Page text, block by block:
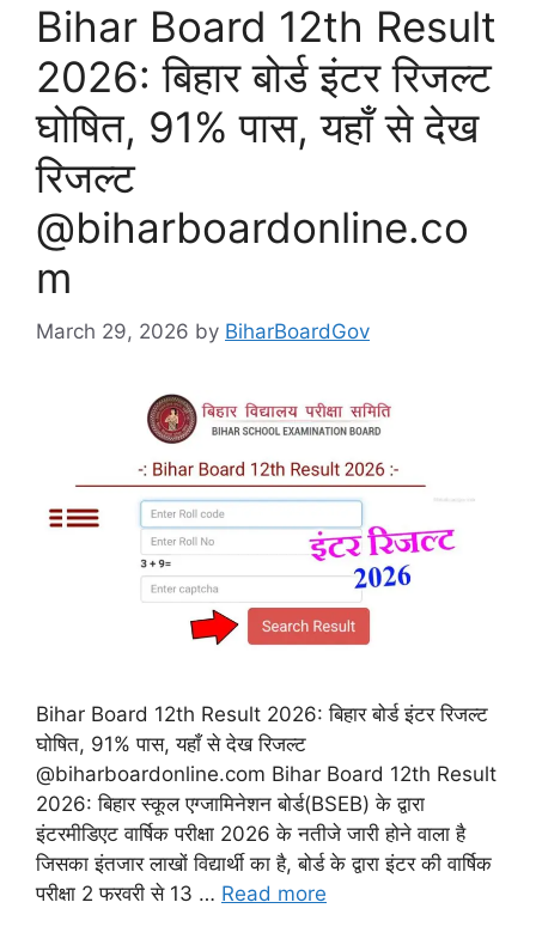
Bihar Board 12th Result
2026: बिहार बोर्ड इंटर रिजल्ट
घोषित, 91% पास, यहाँ से देख
रिजल्ट
@biharboardonline.co
m
March 29, 2026 by BiharBoardGov
Bihar Board 12th Result 2026: बिहार बोर्ड इंटर रिजल्ट
घोषित, 91% पास, यहाँ से देख रिजल्ट
@biharboardonline.com Bihar Board 12th Result
2026: बिहार स्कूल एग्जामिनेशन बोर्ड(BSEB) के द्वारा
इंटरमीडिएट वार्षिक परीक्षा 2026 के नतीजे जारी होने वाला है
जिसका इंतजार लाखों विद्यार्थी का है, बोर्ड के द्वारा इंटर की वार्षिक
परीक्षा 2 फरवरी से 13 … Read more